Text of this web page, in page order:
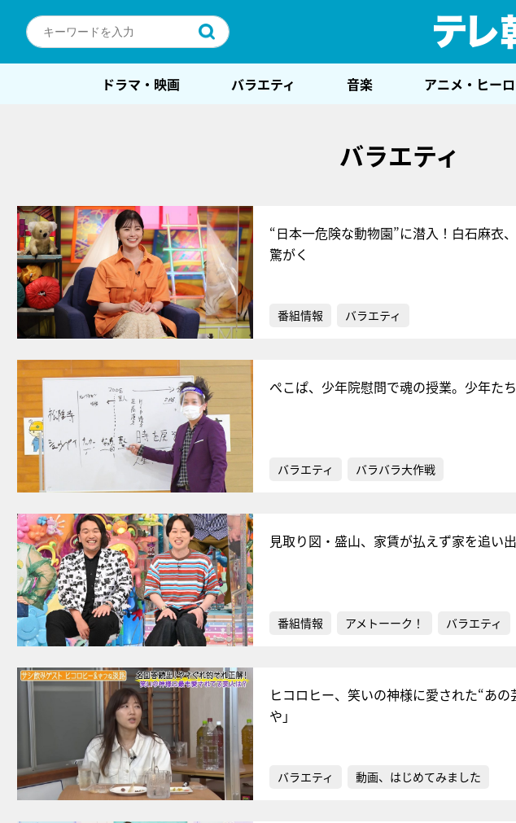
ドラマ・映画 バラエティ 音楽 アニメ・ヒー
バラエティ
“日本一危険な動物園”に潜入！白石麻衣
驚がく
番組情報 バラエティ
ぺこぱ、少年院慰問で魂の授業。少年た
バラエティ バラバラ大作戦
見取り図・盛山、家賃が払えず家を追い
番組情報 アメトーーク！ バラエティ
ヒコロヒー、笑いの神様に愛された“あ
や」
バラエティ 動画、はじめてみました